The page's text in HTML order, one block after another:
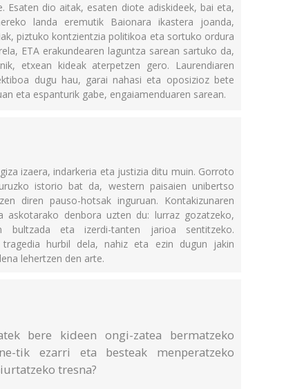
Esaten dio aitak, esaten diote adiskideek, bai eta,
landa eremutik Baionara ikastera joanda,
piztuko kontzientzia politikoa eta sortuko ordura
ETA erakundearen laguntza sarean sartuko da,
etxean kideak aterpetzen gero. Laurendiaren
dugu hau, garai nahasi eta oposizioz bete
eta espanturik gabe, engaiamenduaren sarean.
izaera, indarkeria eta justizia ditu muin. Gorroto
istorio bat da, western paisaien unibertso
diren pauso-hotsak inguruan. Kontakizunaren
denbora uzten du: lurraz gozatzeko,
bultzada eta izerdi-tanten jarioa sentitzeko.
tragedia hurbil dela, nahiz eta ezin dugun jakin
lehertzen den arte.
bere kideen ongi-zatea bermatzeko
tik ezarri eta besteak menperatzeko
tresna?